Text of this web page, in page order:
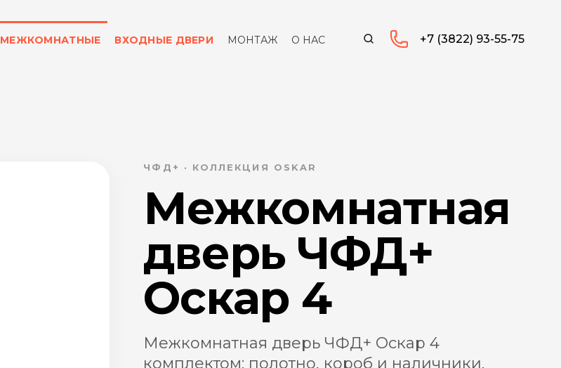
МЕЖКОМНАТНЫЕ ВХОДНЫЕ ДВЕРИ МОНТАЖ О НАС +7 (3822) 93-55-75
ЧФД+ · КОЛЛЕКЦИЯ OSKAR
Межкомнатная
дверь ЧФД+
Оскар 4
Межкомнатная дверь ЧФД+ Оскар 4
комплектом: полотно, короб и наличники.